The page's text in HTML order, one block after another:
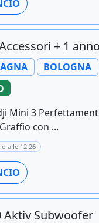
+ 1
BOLOGNA
Mini 3
con ...
alle 12:26
Aktiv Subwoofer